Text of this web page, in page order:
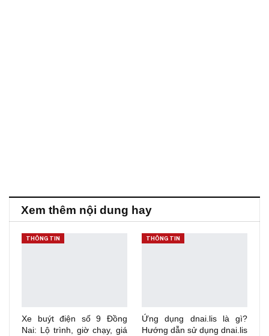
Xem thêm nội dung hay
THÔNG TIN
Xe buýt điện số 9 Đồng
Nai: Lộ trình, giờ chạy, giá
THÔNG TIN
Ứng dụng dnai.lis là gì?
Hướng dẫn sử dụng dnai.lis